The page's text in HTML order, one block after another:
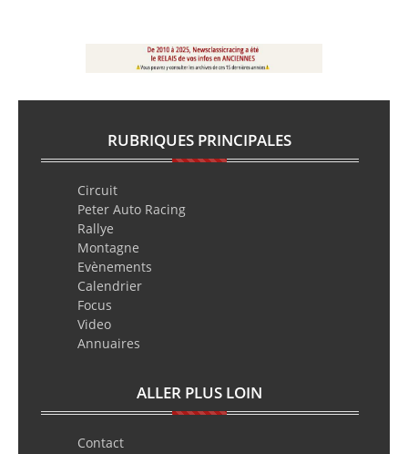
RUBRIQUES PRINCIPALES
Circuit
Peter Auto Racing
Rallye
Montagne
Evènements
Calendrier
Focus
Video
Annuaires
ALLER PLUS LOIN
Contact